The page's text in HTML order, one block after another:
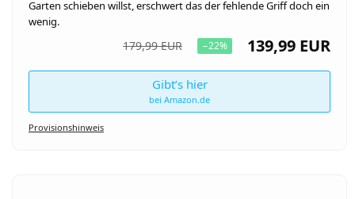
Garten schieben willst, erschwert das der fehlende Griff doch ein
wenig.
179,99 EUR −22% 139,99 EUR
Gibt’s hier
bei Amazon.de
Provisionshinweis